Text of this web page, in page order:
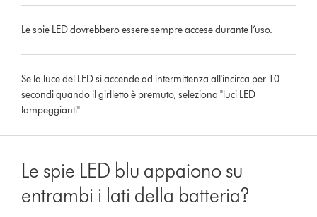
Le spie LED dovrebbero essere sempre accese durante l’uso.
Se la luce del LED si accende ad intermittenza all'incirca per 10
secondi quando il girlletto è premuto, seleziona "luci LED
lampeggianti"
Le spie LED blu appaiono su
entrambi i lati della batteria?